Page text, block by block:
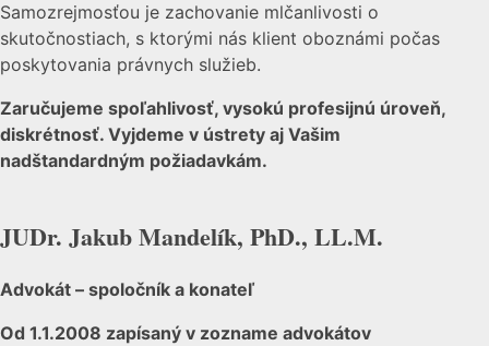
Samozrejmosťou je zachovanie mlčanlivosti o
skutočnostiach, s ktorými nás klient oboznámi počas
poskytovania právnych služieb.
Zaručujeme spoľahlivosť, vysokú profesijnú úroveň,
diskrétnosť. Vyjdeme v ústrety aj Vašim
nadštandardným požiadavkám.
JUDr. Jakub Mandelík, PhD., LL.M.
Advokát – spoločník a konateľ
Od 1.1.2008 zapísaný v zozname advokátov